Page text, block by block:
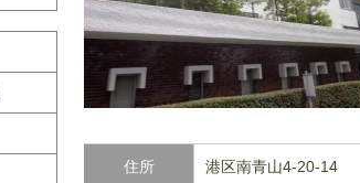
住所 港区南青山4-20-14